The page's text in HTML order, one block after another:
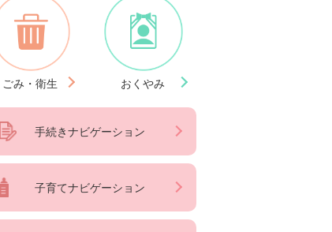
ごみ・衛生 おくやみ
手続きナビゲーション
子育てナビゲーション